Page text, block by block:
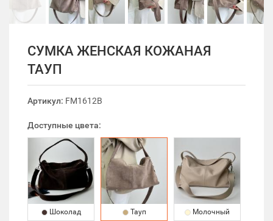
СУМКА ЖЕНСКАЯ КОЖАНАЯ
ТАУП
Артикул: FM1612B
Доступные цвета:
Шоколад Тауп Молочный